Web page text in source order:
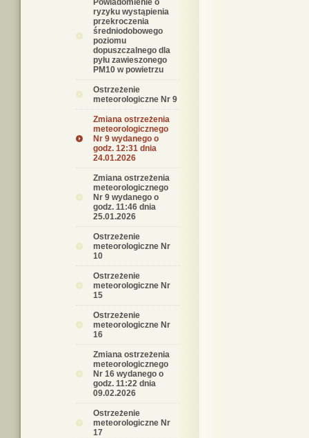
Powiadomienie o
ryzyku wystąpienia
przekroczenia
średniodobowego
poziomu
dopuszczalnego dla
pyłu zawieszonego
PM10 w powietrzu
Ostrzeżenie
meteorologiczne Nr 9
Zmiana ostrzeżenia
meteorologicznego
Nr 9 wydanego o
godz. 12:31 dnia
24.01.2026
Zmiana ostrzeżenia
meteorologicznego
Nr 9 wydanego o
godz. 11:46 dnia
25.01.2026
Ostrzeżenie
meteorologiczne Nr
10
Ostrzeżenie
meteorologiczne Nr
15
Ostrzeżenie
meteorologiczne Nr
16
Zmiana ostrzeżenia
meteorologicznego
Nr 16 wydanego o
godz. 11:22 dnia
09.02.2026
Ostrzeżenie
meteorologiczne Nr
17